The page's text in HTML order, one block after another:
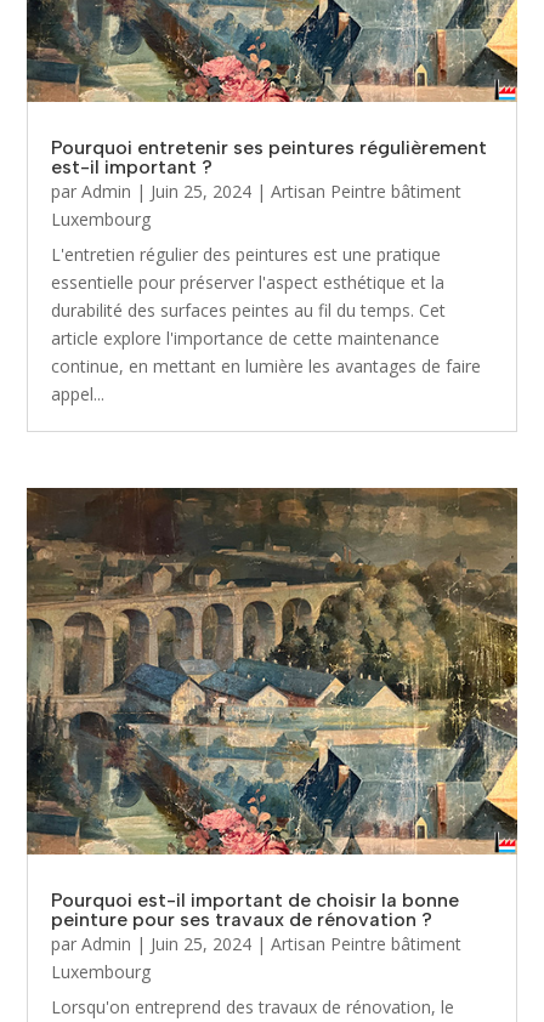
Pourquoi entretenir ses peintures régulièrement
est-il important ?
parAdmin | Juin 25, 2024 |Artisan Peintre bâtiment
Luxembourg
L'entretien régulier des peintures est une pratique
essentielle pour préserver l'aspect esthétique et la
durabilité des surfaces peintes au fil du temps. Cet
article explore l'importance de cette maintenance
continue, en mettant en lumière les avantages de faire
appel...
Pourquoi est-il important de choisir la bonne
peinture pour ses travaux de rénovation ?
parAdmin | Juin 25, 2024 |Artisan Peintre bâtiment
Luxembourg
Lorsqu'on entreprend des travaux de rénovation, le